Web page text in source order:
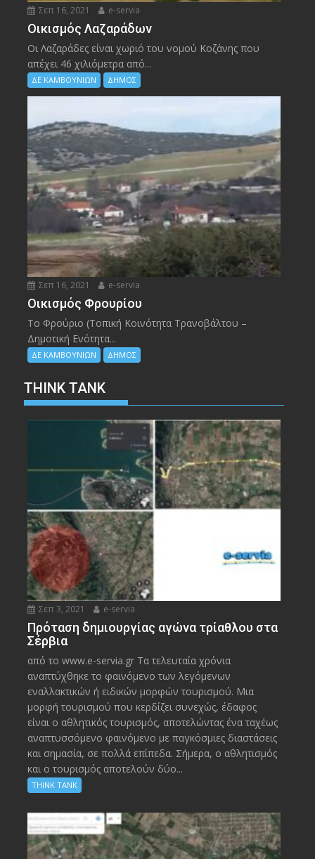
Σεπ 16, 2021 e-servia
Οικισμός Λαζαράδων
Οι Λαζαράδες είναι χωριό του νομού Κοζάνης που
απέχει 46 χιλιόμετρα από...
ΔΕ ΚΑΜΒΟΥΝΙΩΝ ΔΗΜΟΣ
Σεπ 16, 2021 e-servia
Οικισμός Φρουρίου
Το Φρούριο (Τοπική Κοινότητα Τρανοβάλτου –
Δημοτική Ενότητα...
ΔΕ ΚΑΜΒΟΥΝΙΩΝ ΔΗΜΟΣ
THINK TANK
Σεπ 3, 2021 e-servia
Πρόταση δημιουργίας αγώνα τρίαθλου στα
Σέρβια
από το www.e-servia.gr Τα τελευταία χρόνια
αναπτύχθηκε το φαινόμενο των λεγόμενων
εναλλακτικών ή ειδικών μορφών τουρισμού. Μια
μορφή τουρισμού που κερδίζει συνεχώς, έδαφος
είναι ο αθλητικός τουρισμός, αποτελώντας ένα ταχέως
αναπτυσσόμενο φαινόμενο με παγκόσμιες διαστάσεις
και σημασία, σε πολλά επίπεδα. Σήμερα, ο αθλητισμός
και ο τουρισμός αποτελούν δύο...
THINK TANK